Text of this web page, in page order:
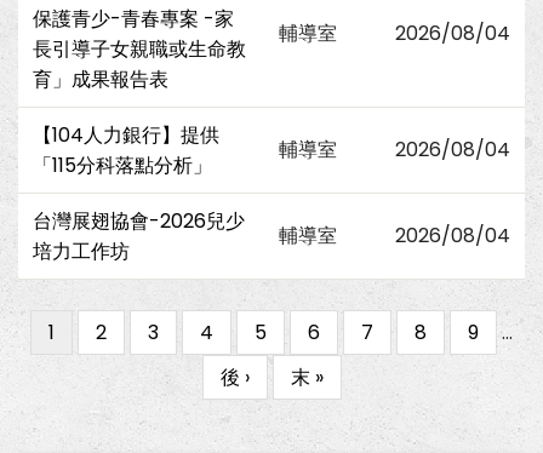
保護青少-青春專案 -家
長引導子女親職或生命教
育」成果報告表
輔導室 2026/08/04
【104人力銀行】提供
「115分科落點分析」
輔導室 2026/08/04
台灣展翅協會-2026兒少
培力工作坊
輔導室 2026/08/04
Pagination
目
前
面
1 Page
2 Page
3 Page
4 Page
5 Page
6 Page
7 Page
8 Page
9
…
下
一
頁
後 ›
Last
page
末 »